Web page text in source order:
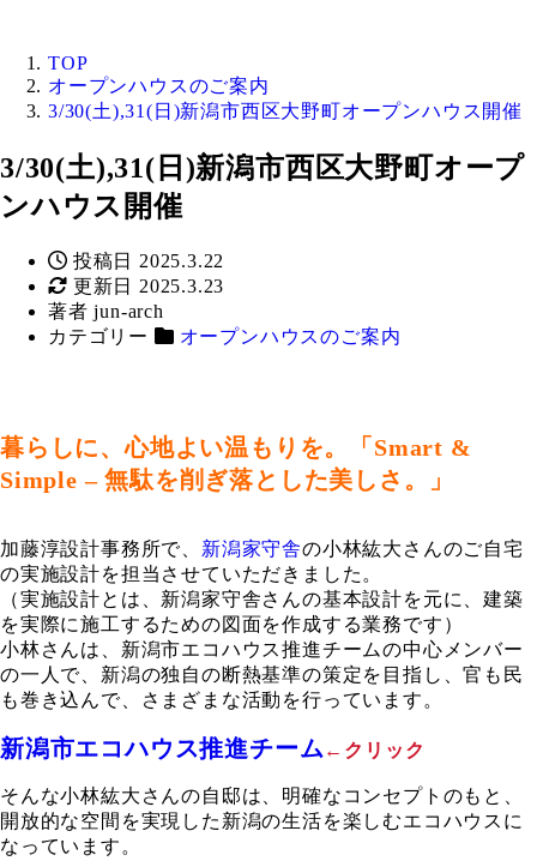
TOP
オープンハウスのご案内
3/30(土),31(日)新潟市西区大野町オープンハウス開催
3/30(土),31(日)新潟市西区大野町オープ
ンハウス開催
投稿日
2025.3.22
更新日
2025.3.23
著者 jun-arch
カテゴリー
オープンハウスのご案内
暮らしに、心地よい温もりを。「Smart &
Simple – 無駄を削ぎ落とした美しさ。」
加藤淳設計事務所で、 新潟家守舎の小林紘大さんのご自宅
の実施設計を担当させていただきました。
（実施設計とは、新潟家守舎さんの基本設計を元に、建築
を実際に施工するための図面を作成する業務です）
小林さんは、新潟市エコハウス推進チームの中心メンバー
の一人で、新潟の独自の断熱基準の策定を目指し、官も民
も巻き込んで、さまざまな活動を行っています。
新潟市エコハウス推進チーム ←クリック
そんな小林紘大さんの自邸は、明確なコンセプトのもと、
開放的な空間を実現した新潟の生活を楽しむエコハウスに
なっています。